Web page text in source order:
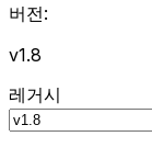
버전:
v1.8
레거시